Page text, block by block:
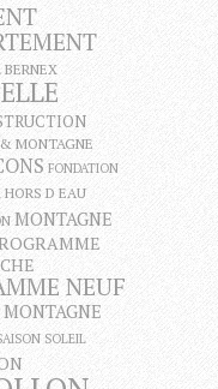
BERNEX
MONTAGNE
FONDATION
HORS D EAU
MONTAGNE
NEUF
SOLEIL